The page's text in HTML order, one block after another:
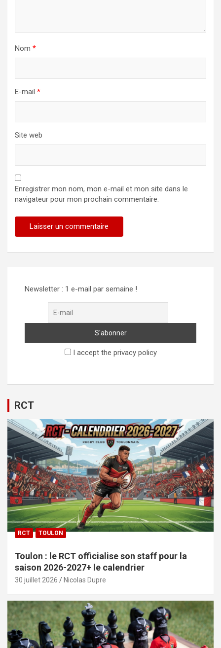
Nom *
E-mail *
Site web
Enregistrer mon nom, mon e-mail et mon site dans le
navigateur pour mon prochain commentaire.
Newsletter : 1 e-mail par semaine !
I accept the privacy policy
RCT
RCT TOULON
Toulon : le RCT officialise son staff pour la
saison 2026-2027+ le calendrier
30 juillet 2026 Nicolas Dupre